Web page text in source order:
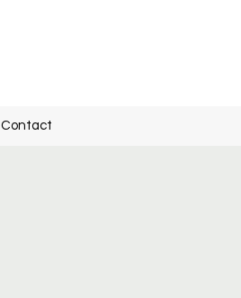
Contact